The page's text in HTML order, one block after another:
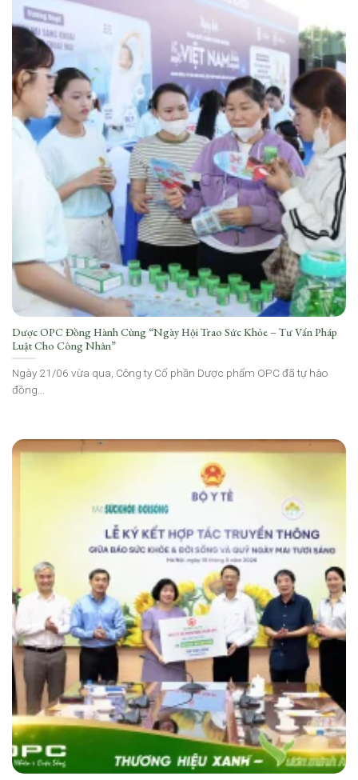
Dược OPC Đồng Hành Cùng “Ngày Hội Trao Sức Khỏe – Tư Vấn Pháp
Luật Cho Công Nhân”
Ngày 21/06 vừa qua, Công ty Cổ phần Dược phẩm OPC đã tự hào
đồng...